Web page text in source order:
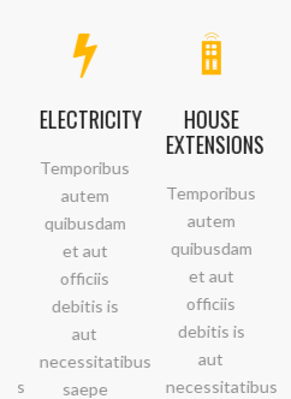
ELECTRICITY
Temporibus
autem
quibusdam
et aut
officiis
debitis is
aut
necessitatibus
saepe
HOUSE
EXTENSIONS
Temporibus
autem
quibusdam
et aut
officiis
debitis is
aut
necessitatibus